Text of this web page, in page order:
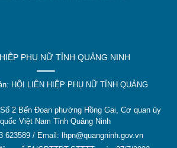
PHỤ NỮ TỈNH QUẢNG NINH
HỘI LIÊN HIỆP PHỤ NỮ TỈNH QUẢNG
2 Bến Đoan phường Hồng Gai, Cơ quan ủy
Việt Nam Tỉnh Quảng Ninh
623589 / Email: lhpn@quangninh.gov.vn